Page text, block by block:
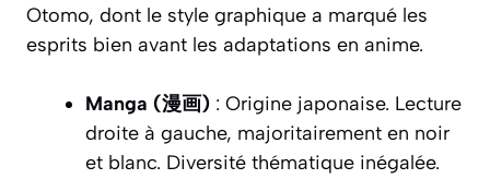
Otomo, dont le style graphique a marqué les
esprits bien avant les adaptations en anime.
Manga (漫画) : Origine japonaise. Lecture
droite à gauche, majoritairement en noir
et blanc. Diversité thématique inégalée.